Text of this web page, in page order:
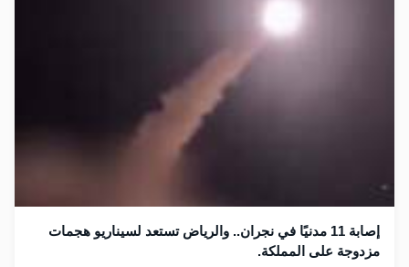
إصابة 11 مدنيًا في نجران.. والرياض تستعد لسيناريو هجمات
مزدوجة على المملكة.